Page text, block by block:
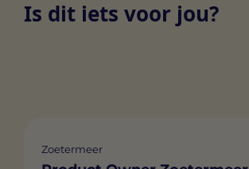
Is dit iets voor jou?
Zoetermeer